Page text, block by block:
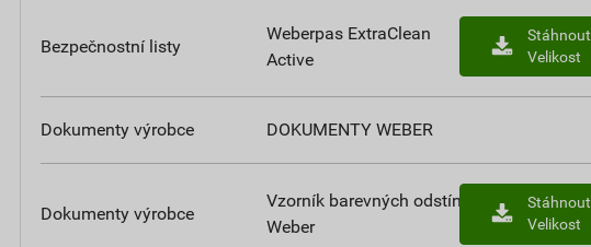
Bezpečnostní listy
Weberpas ExtraClean
Active
Stáhnout
Velikost
Dokumenty výrobce DOKUMENTY WEBER
Dokumenty výrobce
Vzorník barevných odstínů
Weber
Stáhnout
Velikost